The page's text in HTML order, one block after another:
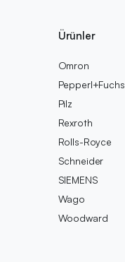
Ürünler
Omron
Pepperl+Fuchs
Pilz
Rexroth
Rolls-Royce
Schneider
SIEMENS
Wago
Woodward